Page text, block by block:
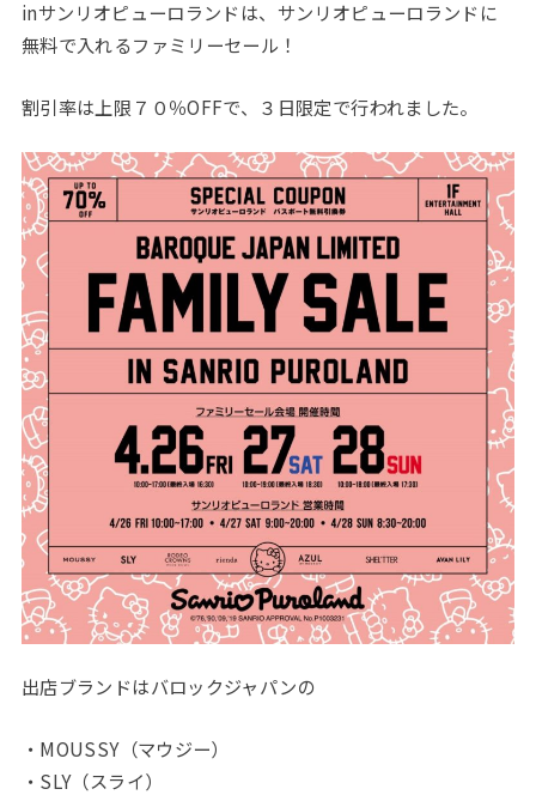
inサンリオピューロランドは、サンリオピューロランドに
無料で入れるファミリーセール！
割引率は上限７０％OFFで、３日限定で行われました。
出店ブランドはバロックジャパンの
・MOUSSY（マウジー）
・SLY（スライ）